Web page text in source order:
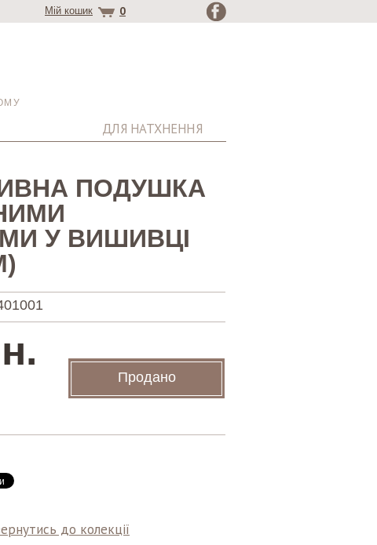
Мій кошик 0
ДЛЯ НАТХНЕННЯ
ПОДУШКА
У ВИШИВЦІ
Продано
до колекції